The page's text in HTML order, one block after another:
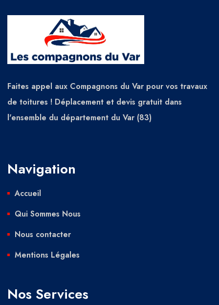
Faites appel aux Compagnons du Var pour vos travaux
de toitures ! Déplacement et devis gratuit dans
l'ensemble du département du Var (83)
Navigation
Accueil
Qui Sommes Nous
Nous contacter
Mentions Légales
Nos Services